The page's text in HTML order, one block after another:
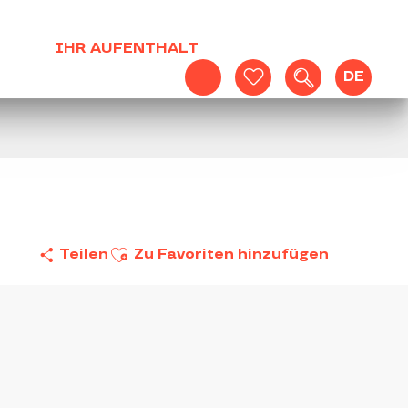
Voir les favoris
Suche
DE
IHR AUFENTHALT
Teilen Ajouter aux favoris
Zu Favoriten hinzufügen